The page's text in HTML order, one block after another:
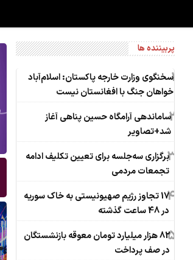
پربیننده ها
1سخنگوی وزارت خارجه پاکستان: اسلام‌آباد
خواهان جنگ با افغانستان نیست
2ساماندهی آرامگاه حسین پناهی آغاز
شد+تصاویر
3برگزاری سه‌جلسه برای تعیین تکلیف ادامه
تجمعات مردمی
4
17 تجاوز رژیم صهیونیستی به خاک سوریه
در 48 ساعت گذشته
5
82 هزار میلیارد تومان معوقه بازنشستگان
در صف پرداخت